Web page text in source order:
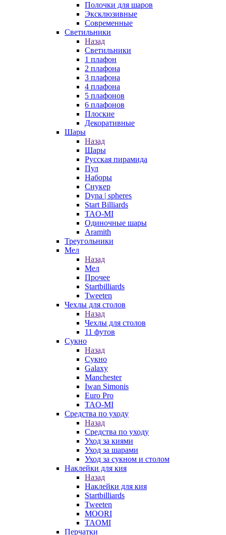
Полочки для шаров
Эксклюзивные
Современные
Светильники
Назад
Светильники
1 плафон
2 плафона
3 плафона
4 плафона
5 плафонов
6 плафонов
Плоские
Декоративные
Шары
Назад
Шары
Русская пирамида
Пул
Наборы
Снукер
Dyna | spheres
Start Billiards
TAO-MI
Одиночные шары
Aramith
Треугольники
Мел
Назад
Мел
Прочее
Startbilliards
Tweeten
Чехлы для столов
Назад
Чехлы для столов
11 футов
Сукно
Назад
Сукно
Galaxy
Manchester
Iwan Simonis
Euro Pro
TAO-MI
Средства по уходу
Назад
Средства по уходу
Уход за киями
Уход за шарами
Уход за сукном и столом
Наклейки для кия
Назад
Наклейки для кия
Startbilliards
Tweeten
MOORI
TAOMI
Перчатки